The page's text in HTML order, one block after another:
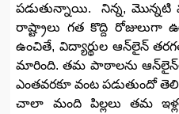
పడుతున్నాయి. నిన్న, మొన్నటి
రాష్ట్రాలు గత కొద్ది
ఉంచితే, విద్యార్థుల ఆన్‌లైన్‌
మారింది. తమ పాఠాలను
ఎంతవరకూ వంట పడుతుందో
చాలా మంది పిల్లలు తమ